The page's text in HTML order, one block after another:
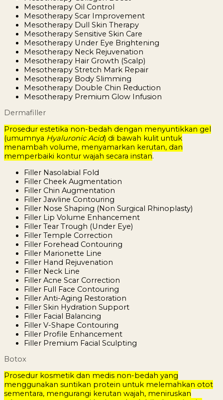
Mesotherapy Oil Control
Mesotherapy Scar Improvement
Mesotherapy Dull Skin Therapy
Mesotherapy Sensitive Skin Care
Mesotherapy Under Eye Brightening
Mesotherapy Neck Rejuvenation
Mesotherapy Hair Growth (Scalp)
Mesotherapy Stretch Mark Repair
Mesotherapy Body Slimming
Mesotherapy Double Chin Reduction
Mesotherapy Premium Glow Infusion
Dermafiller
Prosedur estetika non-bedah dengan menyuntikkan gel
(umumnya Hyaluronic Acid) di bawah kulit untuk
menambah volume, menyamarkan kerutan, dan
memperbaiki kontur wajah secara instan.
Filler Nasolabial Fold
Filler Cheek Augmentation
Filler Chin Augmentation
Filler Jawline Contouring
Filler Nose Shaping (Non Surgical Rhinoplasty)
Filler Lip Volume Enhancement
Filler Tear Trough (Under Eye)
Filler Temple Correction
Filler Forehead Contouring
Filler Marionette Line
Filler Hand Rejuvenation
Filler Neck Line
Filler Acne Scar Correction
Filler Full Face Contouring
Filler Anti-Aging Restoration
Filler Skin Hydration Support
Filler Facial Balancing
Filler V-Shape Contouring
Filler Profile Enhancement
Filler Premium Facial Sculpting
Botox
Prosedur kosmetik dan medis non-bedah yang
menggunakan suntikan protein untuk melemahkan otot
sementara, mengurangi kerutan wajah, meniruskan